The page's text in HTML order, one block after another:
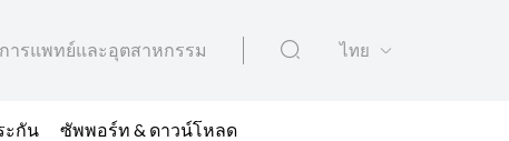
การแพทย์และอุตสาหกรรม ไทย
ะกัน
ซัพพอร์ท & ดาวน์โหลด